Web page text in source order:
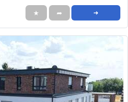
★ ➦ ➜